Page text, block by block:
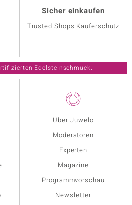
Über Juwelo
Moderatoren
Experten
Magazine
Programmvorschau
Newsletter
Sicher einkaufen
Trusted Shops Käuferschutz
Edelsteinschmuck.